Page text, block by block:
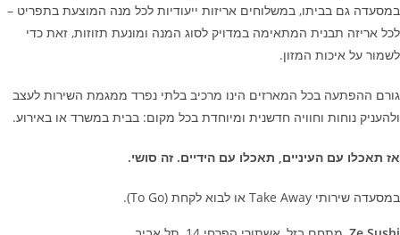
במסעדה גם בביתו, במשלוחים אריזות ייעודיות לכל מנה המוצעת בתפריט –
לכל אריזה תבנית המתאימה במדויק לסוג המנה ומונעת תזוזות, זאת כדי
לשמור על איכות המזון.
גורם ההפתעה בכל המארזים הינו מרכיב בלתי נפרד ממגמת השירות לעצב
ולהעניק נוחות וחוויה חדשנית ומיוחדת בכל מקום: בבית במשרד או באירוע.
אז תאכלו עם העיניים, תאכלו עם הידיים. זה סושי.
במסעדה שירותי Take Away או לבוא לקחת (To Go).